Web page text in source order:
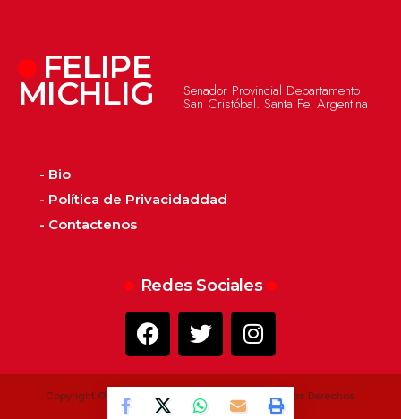
FELIPE
MICHLIG Senador Provincial Departamento
San Cristóbal. Santa Fe. Argentina
- Bio
- Política de Privacidaddad
- Contactenos
Redes Sociales
Copyright © 2022 - 2026 - Felipe Michlig. Todos los Derechos
Reservados.